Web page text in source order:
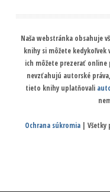
Naša webstránka obsahuje
knihy si môžete
ich môžete prezerať online
nevzťahujú autorské
tieto knihy uplatňovali
Ochrana súkromia | Všetky